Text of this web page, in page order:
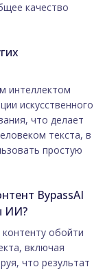
качество
интеллектом
искусственного
что делает
текста, в
простую
BypassAI
ИИ?
обойти
включая
что результат